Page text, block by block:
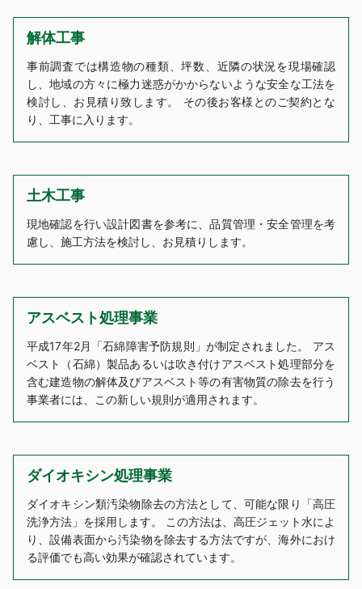
解体工事
事前調査では構造物の種類、坪数、近隣の状況を現場確認
し、地域の方々に極力迷惑がかからないような安全な工法を
検討し、お見積り致します。 その後お客様とのご契約とな
り、工事に入ります。
土木工事
現地確認を行い設計図書を参考に、品質管理・安全管理を考
慮し、施工方法を検討し、お見積りします。
アスベスト処理事業
平成17年2月「石綿障害予防規則」が制定されました。 アス
ベスト（石綿）製品あるいは吹き付けアスベスト処理部分を
含む建造物の解体及びアスベスト等の有害物質の除去を行う
事業者には、この新しい規則が適用されます。
ダイオキシン処理事業
ダイオキシン類汚染物除去の方法として、可能な限り「高圧
洗浄方法」を採用します。 この方法は、高圧ジェット水によ
り、設備表面から汚染物を除去する方法ですが、海外におけ
る評価でも高い効果が確認されています。